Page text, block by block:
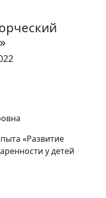
«Развитие
у детей